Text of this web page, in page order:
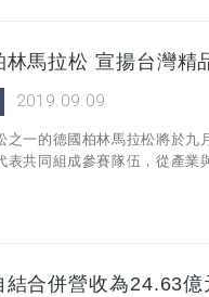
林馬拉松 宣揚台灣精
2019.09.09
之一的德國柏林馬拉松將於
表共同組成參賽隊伍，從產業
結合併營收為24.63